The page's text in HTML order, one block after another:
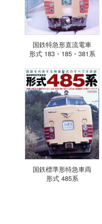
国鉄特急形直流電車
形式 183・185・381系
国鉄標準形特急車両
形式 485系